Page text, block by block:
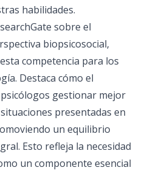
habilidades.
sobre el
biopsicosocial,
competencia para los
Destaca cómo el
gestionar mejor
presentadas en
un equilibrio
Esto refleja la necesidad
un componente esencial